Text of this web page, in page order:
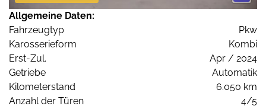
Allgemeine Daten:
Fahrzeugtyp
Pkw
Karosserieform
Kombi
Erst-Zul.
Apr / 2024
Getriebe
Automatik
Kilometerstand
6.050 km
Anzahl der Türen
4/5